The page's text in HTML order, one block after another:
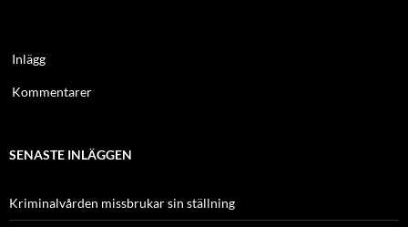
Inlägg
Kommentarer
SENASTE INLÄGGEN
Kriminalvården missbrukar sin ställning